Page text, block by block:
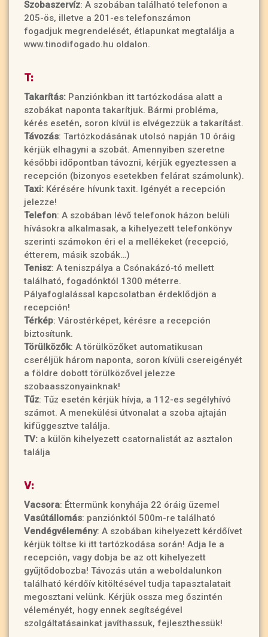
Szobaszervíz: A szobában található telefonon a
205-ös, illetve a 201-es telefonszámon
fogadjuk megrendelését, étlapunkat megtalálja a
www.tinodifogado.hu oldalon.
T:
Takarítás: Panziónkban itt tartózkodása alatt a
szobákat naponta takarítjuk. Bármi probléma,
kérés esetén, soron kívül is elvégezzük a takarítást.
Távozás: Tartózkodásának utolsó napján 10 óráig
kérjük elhagyni a szobát. Amennyiben szeretne
későbbi időpontban távozni, kérjük egyeztessen a
recepción (bizonyos esetekben felárat számolunk).
Taxi: Kérésére hívunk taxit. Igényét a recepción
jelezze!
Telefon: A szobában lévő telefonok házon belüli
hívásokra alkalmasak, a kihelyezett telefonkönyv
szerinti számokon éri el a mellékeket (recepció,
étterem, másik szobák…)
Tenisz: A teniszpálya a Csónakázó-tó mellett
található, fogadónktól 1300 méterre.
Pályafoglalással kapcsolatban érdeklődjön a
recepción!
Térkép: Várostérképet, kérésre a recepción
biztosítunk.
Törülközők: A törülközőket automatikusan
cseréljük három naponta, soron kívüli csereigényét
a földre dobott törülközővel jelezze
szobaasszonyainknak!
Tűz: Tűz esetén kérjük hívja, a 112-es segélyhívó
számot. A menekülési útvonalat a szoba ajtaján
kifüggesztve találja.
TV: a külön kihelyezett csatornalistát az asztalon
találja
V:
Vacsora: Éttermünk konyhája 22 óráig üzemel
Vasútállomás: panziónktól 500m-re található
Vendégvélemény: A szobában kihelyezett kérdőívet
kérjük töltse ki itt tartózkodása során! Adja le a
recepción, vagy dobja be az ott kihelyezett
gyűjtődobozba! Távozás után a weboldalunkon
található kérdőív kitöltésével tudja tapasztalatait
megosztani velünk. Kérjük ossza meg őszintén
véleményét, hogy ennek segítségével
szolgáltatásainkat javíthassuk, fejleszthessük!